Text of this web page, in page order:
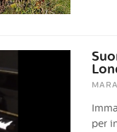
MARA
per